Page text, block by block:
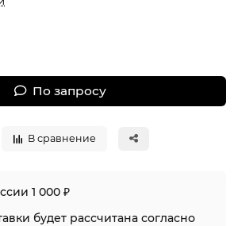
По запросу
В сравнение
1 000 ₽
будет рассчитана согласно